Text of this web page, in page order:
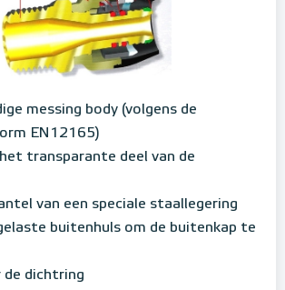
messing body (volgens de
EN12165)
transparante deel van de
van een speciale staallegering
buitenhuls om de buitenkap te
de dichtring